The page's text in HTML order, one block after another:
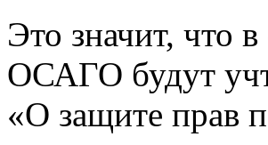
Это значит, что
ОСАГО будут
«О защите прав